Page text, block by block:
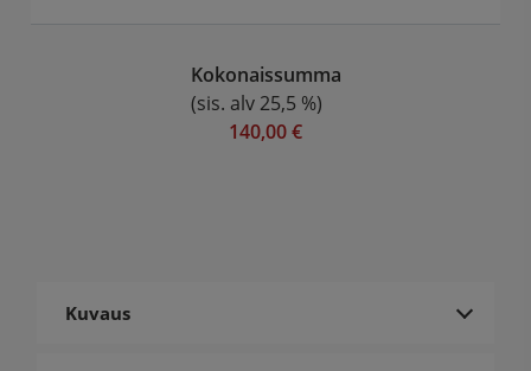
Kokonaissumma
(sis. alv 25,5 %)
140,00 €
Kuvaus